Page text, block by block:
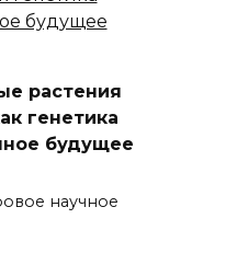
растения
генетика
будущее
научное